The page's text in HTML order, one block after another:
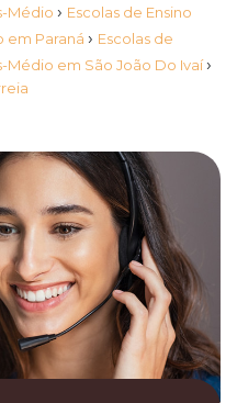
Médio › Escolas de Ensino
em Paraná › Escolas de
Médio em São João Do Ivaí›